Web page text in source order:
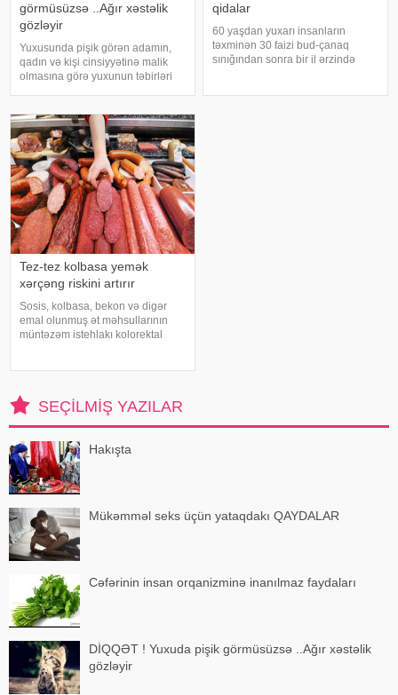
görmüsüzsə ..Ağır xəstəlik
gözləyir
Yuxusunda pişik görən adamın,
qadın və kişi cinsiyyətinə malik
olmasına görə yuxunun təbirləri
həyatında diqqətsiz bir şəxsiyyətə
sahib olduğu, ətrafındak
qidalar
60 yaşdan yuxarı insanların
təxminən 30 faizi bud-çanaq
sınığından sonra bir il ərzində
Tez-tez kolbasa yemək
xərçəng riskini artırır
Sosis, kolbasa, bekon və digər
emal olunmuş ət məhsullarının
müntəzəm istehlakı kolorektal
Endokrinologiy
SEÇILMIŞ YAZILAR
Hakışta
Mükəmməl seks üçün yataqdakı QAYDALAR
Cəfərinin insan orqanizminə inanılmaz faydaları
DİQQƏT ! Yuxuda pişik görmüsüzsə ..Ağır xəstəlik
gözləyir